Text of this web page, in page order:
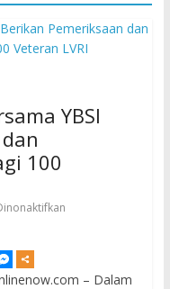
YBSI
100
– Dalam